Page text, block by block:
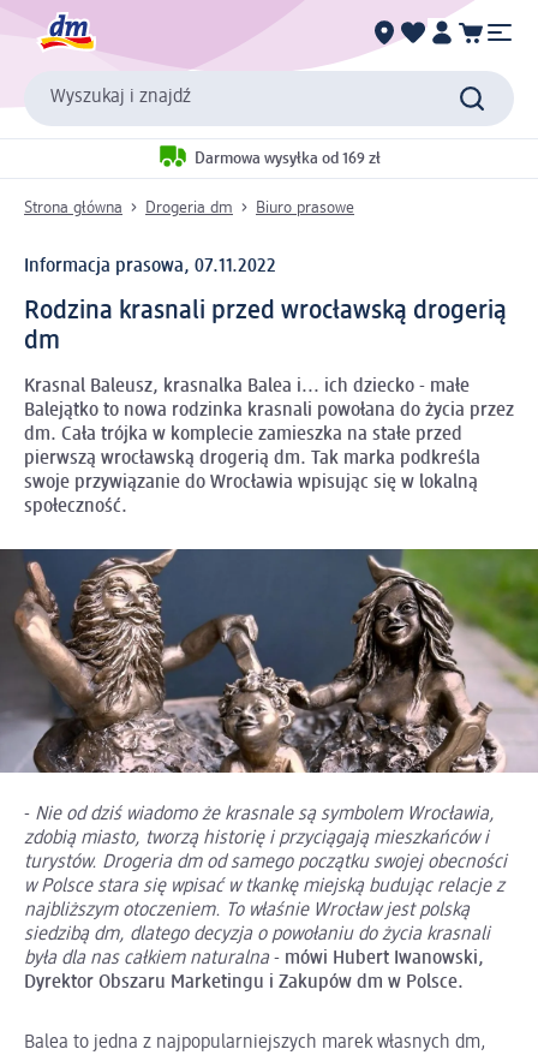
Wyszukaj i znajdź
Darmowa wysyłka od 169 zł
Strona główna Drogeria dm Biuro prasowe
Informacja prasowa, 07.11.2022
Rodzina krasnali przed wrocławską drogerią
dm
Krasnal Baleusz, krasnalka Balea i... ich dziecko - małe
Balejątko to nowa rodzinka krasnali powołana do życia przez
dm. Cała trójka w komplecie zamieszka na stałe przed
pierwszą wrocławską drogerią dm. Tak marka podkreśla
swoje przywiązanie do Wrocławia wpisując się w lokalną
społeczność.
- Nie od dziś wiadomo że krasnale są symbolem Wrocławia,
zdobią miasto, tworzą historię i przyciągają mieszkańców i
turystów. Drogeria dm od samego początku swojej obecności
w Polsce stara się wpisać w tkankę miejską budując relacje z
najbliższym otoczeniem. To właśnie Wrocław jest polską
siedzibą dm, dlatego decyzja o powołaniu do życia krasnali
była dla nas całkiem naturalna - mówi Hubert Iwanowski,
Dyrektor Obszaru Marketingu i Zakupów dm w Polsce.
Balea to jedna z najpopularniejszych marek własnych dm,